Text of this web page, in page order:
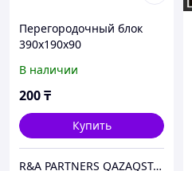
Перегородочный блок
390х190х90
В наличии
200₸
Купить
R&A PARTNERS QAZAQSTAN